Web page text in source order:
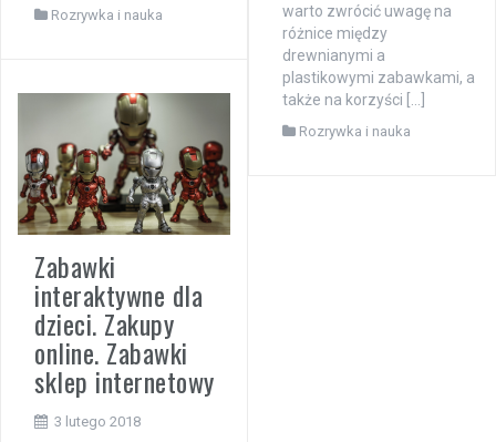
Rozrywka i nauka
warto zwrócić uwagę na
różnice między
drewnianymi a
plastikowymi zabawkami, a
także na korzyści […]
Rozrywka i nauka
Zabawki
interaktywne dla
dzieci. Zakupy
online. Zabawki
sklep internetowy
3 lutego 2018